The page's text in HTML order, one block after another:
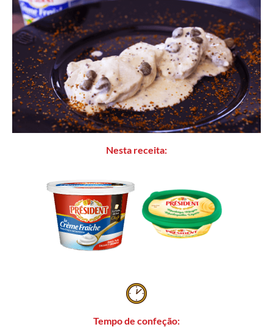
Nesta receita:
Tempo de confeção: